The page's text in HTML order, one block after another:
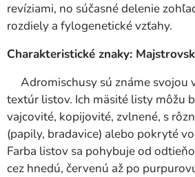
revíziami, no súčasné delenie
rozdiely a fylogenetické vzťahy.
Charakteristické znaky:
Adromischusy sú známe svojou
textúr listov. Ich mäsité listy môžu
vajcovité, kopijovité, zvlnené, s
(papily, bradavice) alebo pokryté
Farba listov sa pohybuje od
cez hnedú, červenú až po